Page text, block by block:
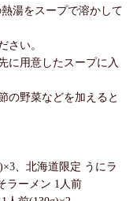
湯をスープで溶かして
さい。
に用意したスープに入
の野菜などを加えると
、北海道限定 うにラ
ラーメン 1人前